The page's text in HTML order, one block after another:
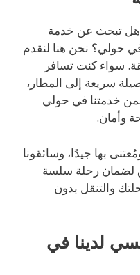
هل تبحث عن خدمة
حولي؟ نحن هنا لنقدم
سواء كنت تسافر
سريعة إلى المطار،
خدمتنا في حولي
وأمان.
بها جيدًا، وسائقونا
لضمان رحلة سلسة
والتنقل بدون
لدينا في